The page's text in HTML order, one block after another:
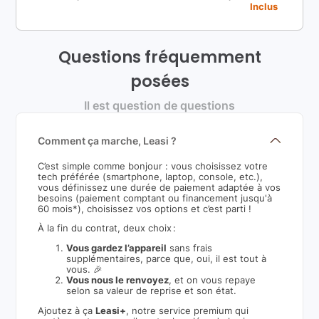
Inclus
Questions fréquemment
posées
Il est question de questions
Comment ça marche, Leasi ?
C’est simple comme bonjour : vous choisissez votre
tech préférée (smartphone, laptop, console, etc.),
vous définissez une durée de paiement adaptée à vos
besoins (paiement comptant ou financement jusqu'à
60 mois*), choisissez vos options et c’est parti !
À la fin du contrat, deux choix :
Vous gardez l’appareil sans frais
supplémentaires, parce que, oui, il est tout à
vous. 🎉
Vous nous le renvoyez, et on vous repaye
selon sa valeur de reprise et son état.
Ajoutez à ça Leasi+, notre service premium qui